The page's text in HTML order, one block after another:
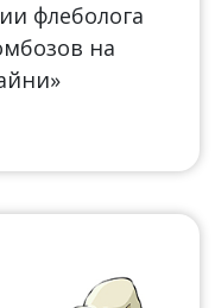
флеболога
на